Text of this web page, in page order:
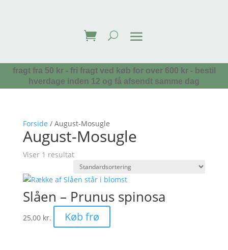
fragt fra 50 kr - fri fragt ved køb for over 600 kr - bestil
hverdage inden 12 og få afsendt samme dag
Forside / August-Mosugle
August-Mosugle
Viser 1 resultat
Slåen – Prunus spinosa
25,00 kr. Køb frø